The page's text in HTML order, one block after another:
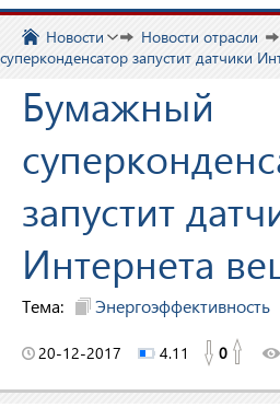
Новости Новости отрасли
суперконденсатор запустит датчики
Бумажный
запустит
Интернета
Тема: Энергоэффективность
20-12-2017 4.11 0